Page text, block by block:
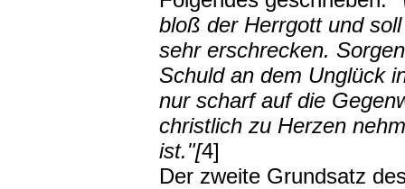
bloß der Herrgott und
sehr erschrecken.
Schuld an dem Unglück
nur scharf auf die
christlich zu Herzen
ist."[4]
Der zweite Grundsatz